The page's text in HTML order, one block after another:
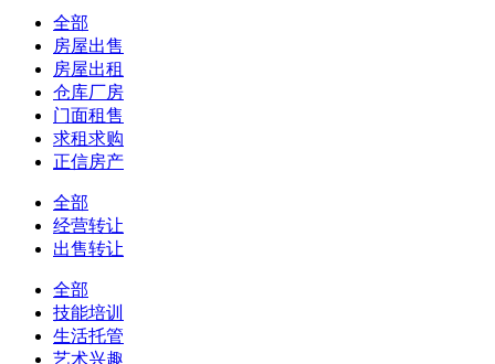
全部
房屋出售
房屋出租
仓库厂房
门面租售
求租求购
正信房产
全部
经营转让
出售转让
全部
技能培训
生活托管
艺术兴趣